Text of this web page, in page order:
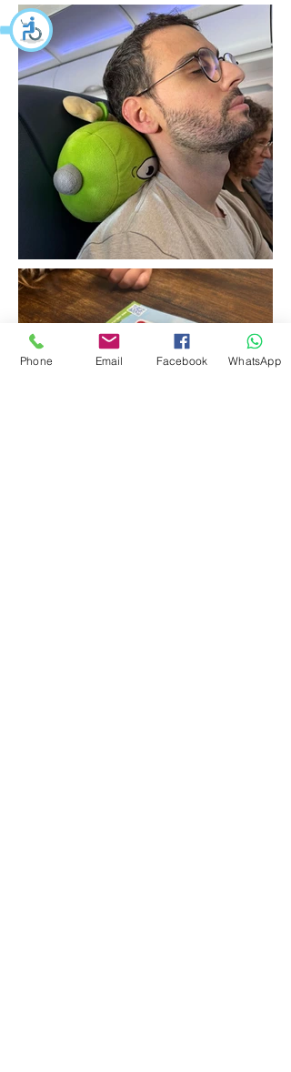
Phone Email Facebook WhatsApp